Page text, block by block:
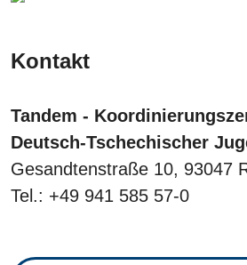
Kontakt
Tandem -
Deutsch-Tschechischer
Gesandtenstraße 10, 93047
Tel.: +49 941 585 57-0